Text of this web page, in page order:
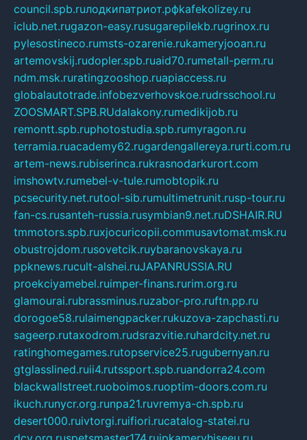
council.spb.ruлодкипатриот.рфkafekolizey.ru
iclub.net.rugazon-easy.rusugarepilekb.rugrinox.ru
pylesostineco.rumsts-ozarenie.rukameryjooan.ru
artemovskij.rudopler.spb.ruaid70.rumetall-perm.ru
ndm.msk.ruratingzooshop.ruapiaccess.ru
globalautotrade.infobezverhovskoe.rudrsschool.ru
ZOOSMART.SPB.RUdalakony.rumedikijob.ru
remontt.spb.ruphotostudia.spb.rumyragon.ru
terramia.ruacademy62.rugardengallereya.rurti.com.ru
artem-news.rubiserinca.rukrasnodarkurort.com
imshowtv.rumebel-v-tule.rumobtopik.ru
pcsecurity.net.rutool-sib.rumultimetrunit.rusp-tour.ru
fan-cs.rusanteh-russia.rusymbian9.net.ruDSHAIR.RU
tmmotors.spb.ruxjocuricopii.commusavtomat.msk.ru
obustrojdom.rusovetcik.ruybaranovskaya.ru
ppknews.rucult-alshei.ruJAPANRUSSIA.RU
proekciyamebel.ruimper-finans.rurim.org.ru
glamourai.rubrassminus.ruzabor-pro.ruftn.pp.ru
dorogoe58.rulaimengpacker.rukuzova-zapchasti.ru
sageerp.rutaxodrom.rudsrazvitie.ruhardcity.net.ru
ratinghomegames.rutopservice25.rugubernyan.ru
gtglasslined.ruii4.rutssport.spb.ruandorra24.com
blackwallstreet.ruoboimos.ruoptim-doors.com.ru
ikuch.runycr.org.runpa21.ruvremya-ch.spb.ru
desert000.ruivtorgi.ruifiori.rucatalog-statei.ru